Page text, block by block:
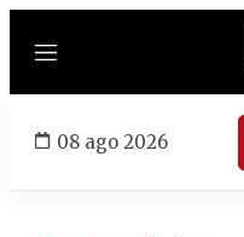
Menú
08 ago 2026